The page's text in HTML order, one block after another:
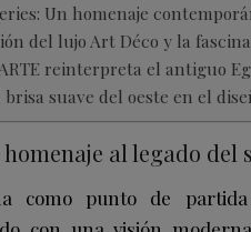
Un homenaje
del lujo Art Déco y la
reinterpreta el antiguo
brisa suave del oeste en el
al legado
como punto de